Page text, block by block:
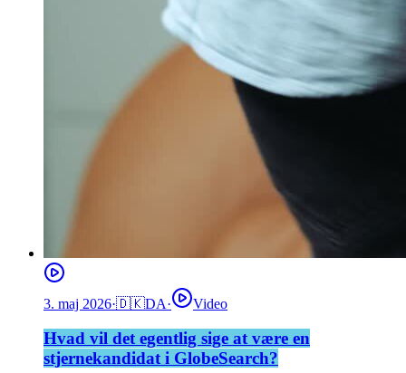
3. maj 2026·🇩🇰DA· Video
Hvad vil det egentlig sige at være en
stjernekandidat i GlobeSearch?